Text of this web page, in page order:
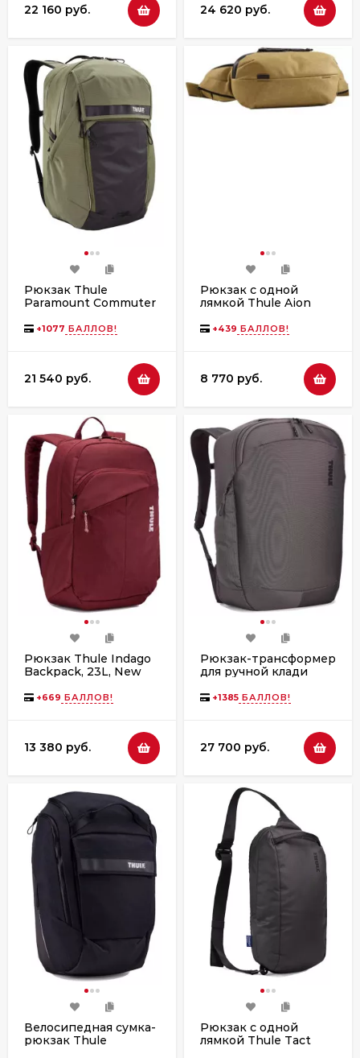
22 160 руб. 24 620 руб.
Рюкзак Thule
Paramount Commuter
+1077 БАЛЛОВ!
21 540 руб.
Рюкзак с одной
лямкой Thule Aion
+439 БАЛЛОВ!
8 770 руб.
Рюкзак Thule Indago
Backpack, 23L, New
+669 БАЛЛОВ!
13 380 руб.
Рюкзак-трансформер
для ручной клади
Vetiver Gray
+1385 БАЛЛОВ!
27 700 руб.
Велосипедная сумка-
рюкзак Thule
Рюкзак с одной
лямкой Thule Tact